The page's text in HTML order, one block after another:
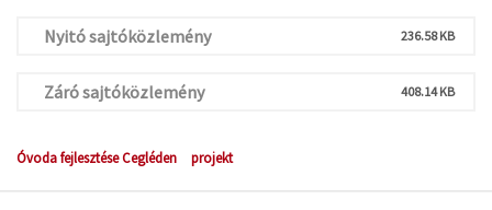
Nyitó sajtóközlemény 236.58 KB
Záró sajtóközlemény 408.14 KB
Óvoda fejlesztése Cegléden projekt